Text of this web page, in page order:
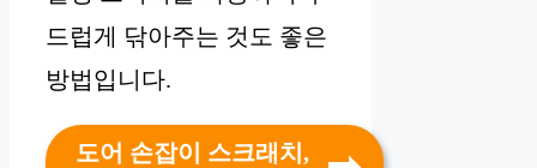
드럽게 닦아주는 것도 좋은
방법입니다.
도어 손잡이 스크래치,